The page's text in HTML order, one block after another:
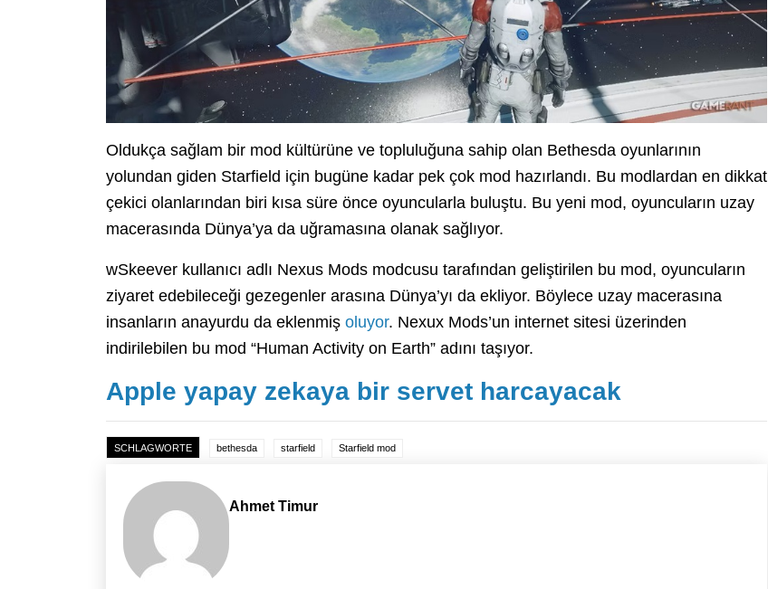
Oldukça sağlam bir mod kültürüne ve topluluğuna sahip olan Bethesda oyunlarının
yolundan giden Starfield için bugüne kadar pek çok mod hazırlandı. Bu modlardan en dikkat
çekici olanlarından biri kısa süre önce oyuncularla buluştu. Bu yeni mod, oyuncuların uzay
macerasında Dünya’ya da uğramasına olanak sağlıyor.
wSkeever kullanıcı adlı Nexus Mods modcusu tarafından geliştirilen bu mod, oyuncuların
ziyaret edebileceği gezegenler arasına Dünya’yı da ekliyor. Böylece uzay macerasına
insanların anayurdu da eklenmiş oluyor. Nexux Mods’un internet sitesi üzerinden
indirilebilen bu mod “Human Activity on Earth” adını taşıyor.
Apple yapay zekaya bir servet harcayacak
SCHLAGWORTE bethesda starfield Starfield mod
Ahmet Timur